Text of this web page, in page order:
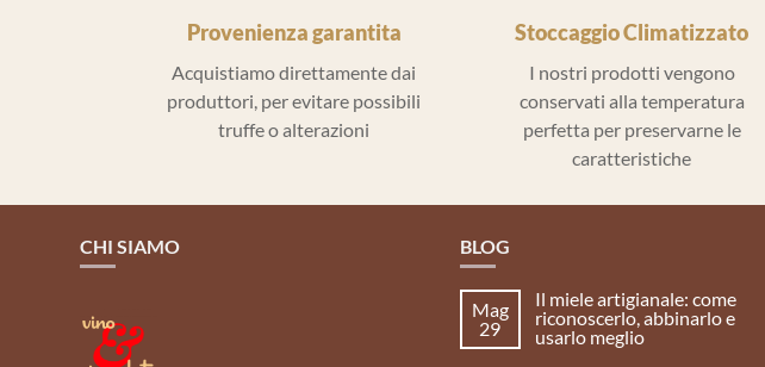
Provenienza garantita
Acquistiamo direttamente dai
produttori, per evitare possibili
truffe o alterazioni
Stoccaggio Climatizzato
I nostri prodotti vengono
conservati alla temperatura
perfetta per preservarne le
caratteristiche
CHI SIAMO BLOG
Il miele artigianale: come
riconoscerlo, abbinarlo e
usarlo meglio
Mag
29